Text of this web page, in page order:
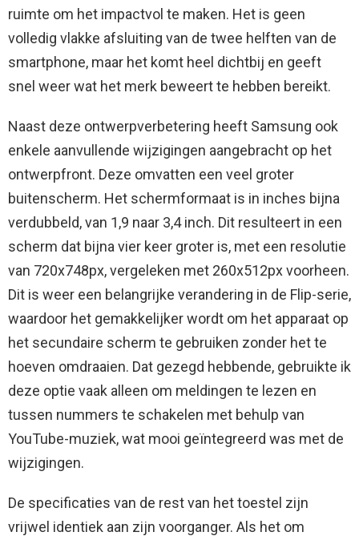
ruimte om het impactvol te maken. Het is geen
volledig vlakke afsluiting van de twee helften van de
smartphone, maar het komt heel dichtbij en geeft
snel weer wat het merk beweert te hebben bereikt.
Naast deze ontwerpverbetering heeft Samsung ook
enkele aanvullende wijzigingen aangebracht op het
ontwerpfront. Deze omvatten een veel groter
buitenscherm. Het schermformaat is in inches bijna
verdubbeld, van 1,9 naar 3,4 inch. Dit resulteert in een
scherm dat bijna vier keer groter is, met een resolutie
van 720x748px, vergeleken met 260x512px voorheen.
Dit is weer een belangrijke verandering in de Flip-serie,
waardoor het gemakkelijker wordt om het apparaat op
het secundaire scherm te gebruiken zonder het te
hoeven omdraaien. Dat gezegd hebbende, gebruikte ik
deze optie vaak alleen om meldingen te lezen en
tussen nummers te schakelen met behulp van
YouTube-muziek, wat mooi geïntegreerd was met de
wijzigingen.
De specificaties van de rest van het toestel zijn
vrijwel identiek aan zijn voorganger. Als het om